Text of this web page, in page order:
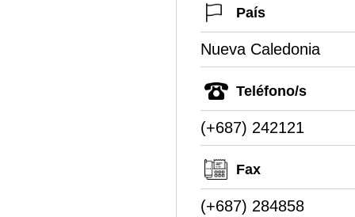
País
Nueva Caledonia
Teléfono/s
(+687) 242121
Fax
(+687) 284858